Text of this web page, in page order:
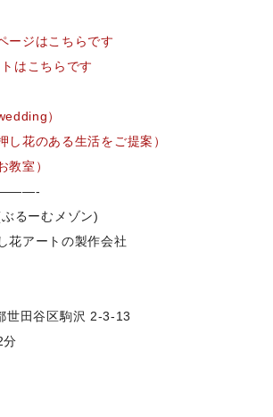
ージはこちらです
はこちらです
）
し花のある生活をご提案）
教室）
るーむメゾン)
花アートの製作会社
世田谷区駒沢 2-3-13